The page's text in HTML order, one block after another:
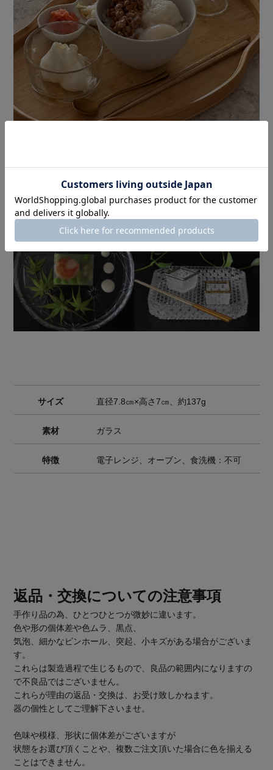
人気のガラス食器の一覧もぜひチェックしてみてください。
サイズ 直径7.8㎝×高さ7㎝、約137g
素材 ガラス
特徴 電子レンジ、オーブン、食洗機：不可
返品・交換についての注意事項
手作り品の為、ひとつひとつが微妙に違います。
色や形の個体差や色ムラ、黒点、
気泡、細かなピンホール、突起、小キズがある場合がございま
す。
これらは製造過程で生じるもので、良品の範囲内になりますの
で不良品ではございません。
これらが理由の返品・交換は、お受け致しかねます。
器の個性としてご理解下さいませ。
色味や模様、形状に個体差がございますが
状態をお選び頂くことや、複数ご注文頂いた場合に色を揃える
ことはできません。